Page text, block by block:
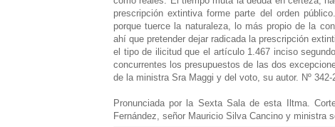
prescripción extintiva forme parte del orden
porque tuerce la naturaleza, lo más propio de la
ahí que pretender dejar radicada la prescripción
el tipo de ilicitud que el artículo 1.467 inciso
concurrentes los presupuestos de las dos
de la ministra Sra Maggi y del voto, su autor. Nº 342-
Pronunciada por la Sexta Sala de esta Iltma.
Fernández, señor Mauricio Silva Cancino y ministra